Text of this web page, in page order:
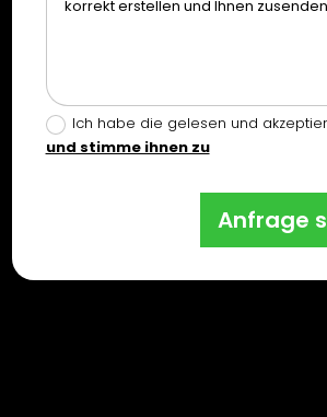
Ich habe die gelesen und
und stimme ihnen zu
Anfrage